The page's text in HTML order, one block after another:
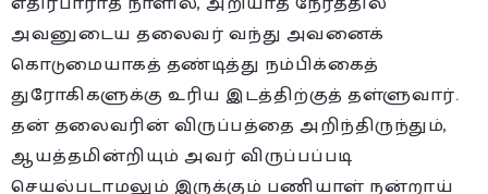
அவனுடைய தலைவர் வந்து அவனைக்
கொடுமையாகத் தண்டித்து நம்பிக்கைத்
துரோகிகளுக்கு உரிய இடத்திற்குத் தள்ளுவார்.
தன் தலைவரின் விருப்பத்தை அறிந்திருந்தும்,
ஆயத்தமின்றியும் அவர் விருப்பப்படி
செயல்படாமலும் இருக்கும் பணியாள் நன்றாய்